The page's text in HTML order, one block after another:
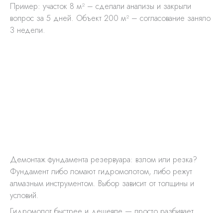
Пример: участок 8 м² – сделали анализы и закрыли
вопрос за 5 дней. Объект 200 м² – согласование заняло
3 недели.
Демонтаж фундамента резервуара: взлом или резка?
Фундамент либо ломают гидромолотом, либо режут
алмазным инструментом. Выбор зависит от толщины и
условий.